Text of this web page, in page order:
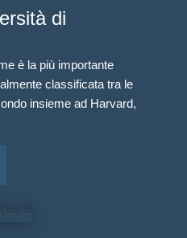
di
è la più importante
classificata tra le
insieme ad Harvard,